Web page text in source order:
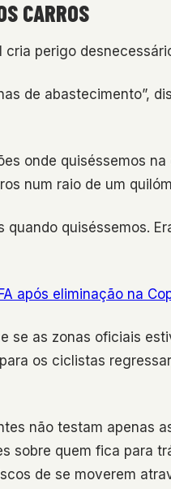
CARROS
perigo
de abastecimento”,
onde quiséssemos
num raio de um
quiséssemos.
após eliminação na
se as zonas oficiais
os ciclistas
não testam apenas
sobre quem fica para
de se moverem